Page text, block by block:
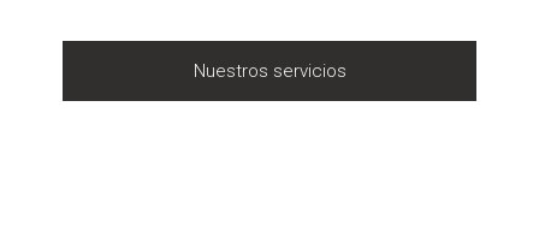
Nuestros servicios